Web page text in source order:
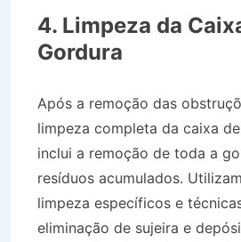
4. Limpeza da
Gordura
Após a remoção das
limpeza completa da caixa
inclui a remoção de toda a
resíduos acumulados.
limpeza específicos e
eliminação de sujeira e